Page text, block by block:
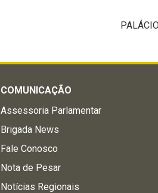
PALÁCIO
COMUNICAÇÃO
Assessoria Parlamentar
Brigada News
Fale Conosco
Nota de Pesar
Notícias Regionais